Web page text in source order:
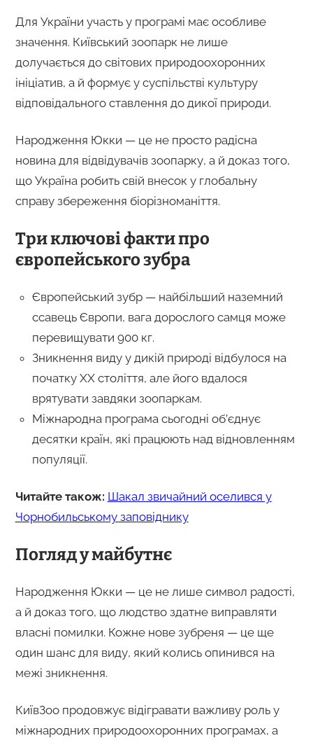
Для України участь у програмі має особливе
значення. Київський зоопарк не лише
долучається до світових природоохоронних
ініціатив, а й формує у суспільстві культуру
відповідального ставлення до дикої природи.
Народження Юкки — це не просто радісна
новина для відвідувачів зоопарку, а й доказ того,
що Україна робить свій внесок у глобальну
справу збереження біорізноманіття.
Три ключові факти про
європейського зубра
Європейський зубр — найбільший наземний
ссавець Європи, вага дорослого самця може
перевищувати 900 кг.
Зникнення виду у дикій природі відбулося на
початку ХХ століття, але його вдалося
врятувати завдяки зоопаркам.
Міжнародна програма сьогодні об’єднує
десятки країн, які працюють над відновленням
популяції.
Читайте також: Шакал звичайний оселився у
Чорнобильському заповіднику
Погляд у майбутнє
Народження Юкки — це не лише символ радості,
а й доказ того, що людство здатне виправляти
власні помилки. Кожне нове зубреня — це ще
один шанс для виду, який колись опинився на
межі зникнення.
КиївЗоо продовжує відігравати важливу роль у
міжнародних природоохоронних програмах, а